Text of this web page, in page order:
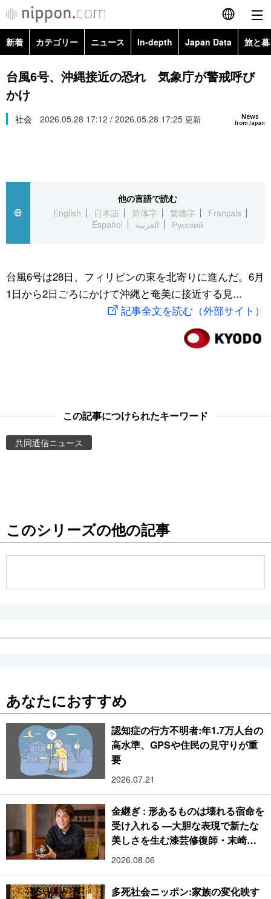
English
简体字
Русский
カテゴリー
経済・ビジネス
国際
文化
トップ
アーカイブ
In-depth
Japan Data
動画/Live
お知らせ
新着 カテゴリー ニュース In-depth Japan Data 旅と
政治・外交
経済・ビジネス
スポーツ・東京2020
Topics
台風6号、沖縄接近の恐れ 気象庁が警戒呼び
かけ
News
from Japan
社会 2026.05.28 17:12 / 2026.05.28 17:25 更新
他の言語で読む
English
日本語 简体字 繁體字
Français
Español
العربية Русский
台風6号は28日、フィリピンの東を北寄りに進んだ。6月
1日から2日ごろにかけて沖縄と奄美に接近する見...
記事全文を読む（外部サイト）
この記事につけられたキーワード
共同通信ニュース
このシリーズの他の記事
あなたにおすすめ
認知症の行方不明者:年1.7万人台の
高水準、GPSや住民の見守りが重
要
2026.07.21
金継ぎ : 形あるものは壊れる宿命を
受け入れる ―大胆な表現で新たな
美しさを生む漆芸修復師・末崎広
樹
2026.08.06
多死社会ニッポン:家族の変化映す